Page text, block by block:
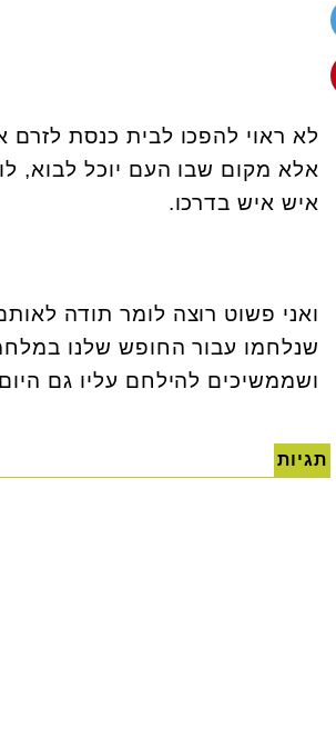
לא ראוי להפכו לבית כנסת
אלא מקום שבו העם יוכל לבוא,
איש איש בדרכו.
ואני פשוט רוצה לומר תודה
שנלחמו עבור החופש שלנו
ושממשיכים להילחם עליו גם היום
תגיות